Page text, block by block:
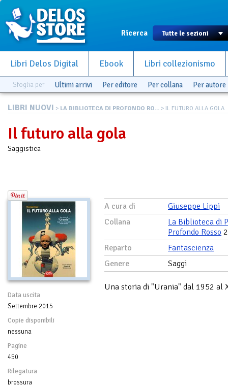
Ricerca
Libri Delos Digital Ebook Libri collezionismo
Sfoglia per Ultimi arrivi Per editore Per collana Per autore
LIBRI NUOVI > LA BIBLIOTECA DI PROFONDO RO... > IL FUTURO ALLA GOLA
Il futuro alla gola
Saggistica
Data uscita
Settembre 2015
Copie disponibili
nessuna
Pagine
450
Rilegatura
brossura
A cura di
Giuseppe Lippi
Collana
La Biblioteca di
Profondo Rosso
Reparto
Fantascienza
Genere
Saggi
Una storia di "Urania" dal 1952 al